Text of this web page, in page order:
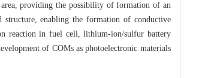
providing the possibility of formation of an
structure, enabling the formation of conductive
reaction in fuel cell, lithium-ion/sulfur battery
of COMs as photoelectronic materials